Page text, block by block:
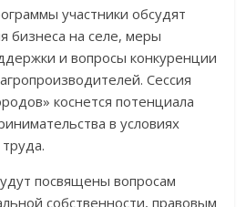
участники обсудят
бизнеса на селе, меры
и вопросы конкуренции
Сессия
коснется потенциала
в условиях
посвящены вопросам
собственности, правовым